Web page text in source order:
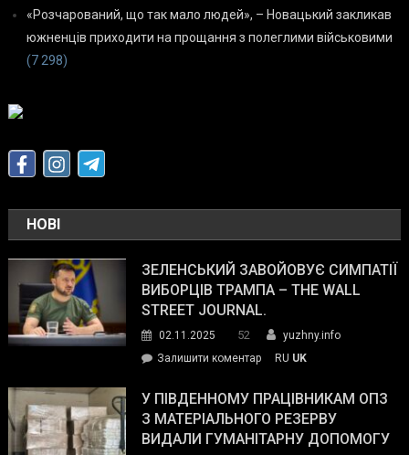
«Розчарований, що так мало людей», – Новацький закликав
южненців приходити на прощання з полеглими військовими
(7 298)
НОВІ
ЗЕЛЕНСЬКИЙ ЗАВОЙОВУЄ СИМПАТІЇ
ВИБОРЦІВ ТРАМПА – THE WALL
STREET JOURNAL.
02.11.2025 52
yuzhny.info
Залишити коментарon
завойовує
симпатії
виборців
RU UK
У ПІВДЕННОМУ ПРАЦІВНИКАМ ОПЗ
З МАТЕРІАЛЬНОГО РЕЗЕРВУ
ВИДАЛИ ГУМАНІТАРНУ ДОПОМОГУ